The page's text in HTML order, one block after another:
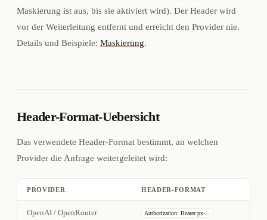
Maskierung ist aus, bis sie aktiviert wird). Der Header wird
vor der Weiterleitung entfernt und erreicht den Provider nie.
Details und Beispiele: Maskierung.
Header-Format-Uebersicht
Das verwendete Header-Format bestimmt, an welchen
Provider die Anfrage weitergeleitet wird:
PROVIDER HEADER-FORMAT
OpenAI / OpenRouter Authorization: Bearer px-...